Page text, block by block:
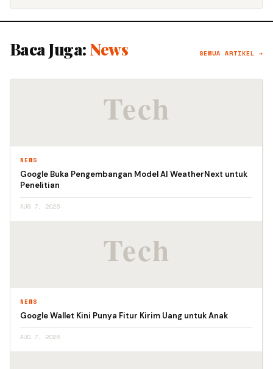
Baca Juga: News SEMUA ARTIKEL →
NEWS
Google Buka Pengembangan Model AI WeatherNext untuk
Penelitian
AUG 7, 2026
NEWS
Google Wallet Kini Punya Fitur Kirim Uang untuk Anak
AUG 7, 2026